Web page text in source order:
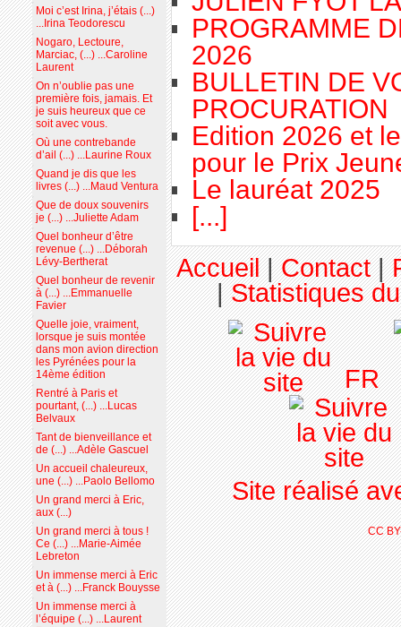
PROGRAMME
2026
BULLETIN DE
PROCURATION
Edition 2026 et
pour le Prix
Le lauréat 2025
[...]
Moi c’est Irina, j’étais (...)
...Irina Teodorescu
Nogaro, Lectoure,
Marciac, (...) ...Caroline
Laurent
On n’oublie pas une
première fois, jamais. Et
je suis heureux que ce
soit avec vous.
Où une contrebande
d’ail (...) ...Laurine Roux
Quand je dis que les
livres (...) ...Maud Ventura
Que de doux souvenirs
je (...) ...Juliette Adam
Quel bonheur d’être
revenue (...) ...Déborah
Lévy-Bertherat
Quel bonheur de revenir
à (...) ...Emmanuelle
Favier
Quelle joie, vraiment,
lorsque je suis montée
dans mon avion direction
les Pyrénées pour la
14ème édition
Rentré à Paris et
pourtant, (...) ...Lucas
Belvaux
Tant de bienveillance et
de (...) ...Adèle Gascuel
Un accueil chaleureux,
une (...) ...Paolo Bellomo
Un grand merci à Eric,
aux (...)
Un grand merci à tous !
Ce (...) ...Marie-Aimée
Lebreton
Un immense merci à Eric
et à (...) ...Franck Bouysse
Un immense merci à
l’équipe (...) ...Laurent
Accueil|Contact|
|Statistiques
FR
Site réalisé
CC